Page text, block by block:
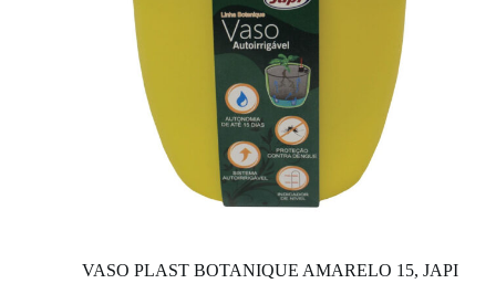
VASO PLAST BOTANIQUE AMARELO 15, JAPI